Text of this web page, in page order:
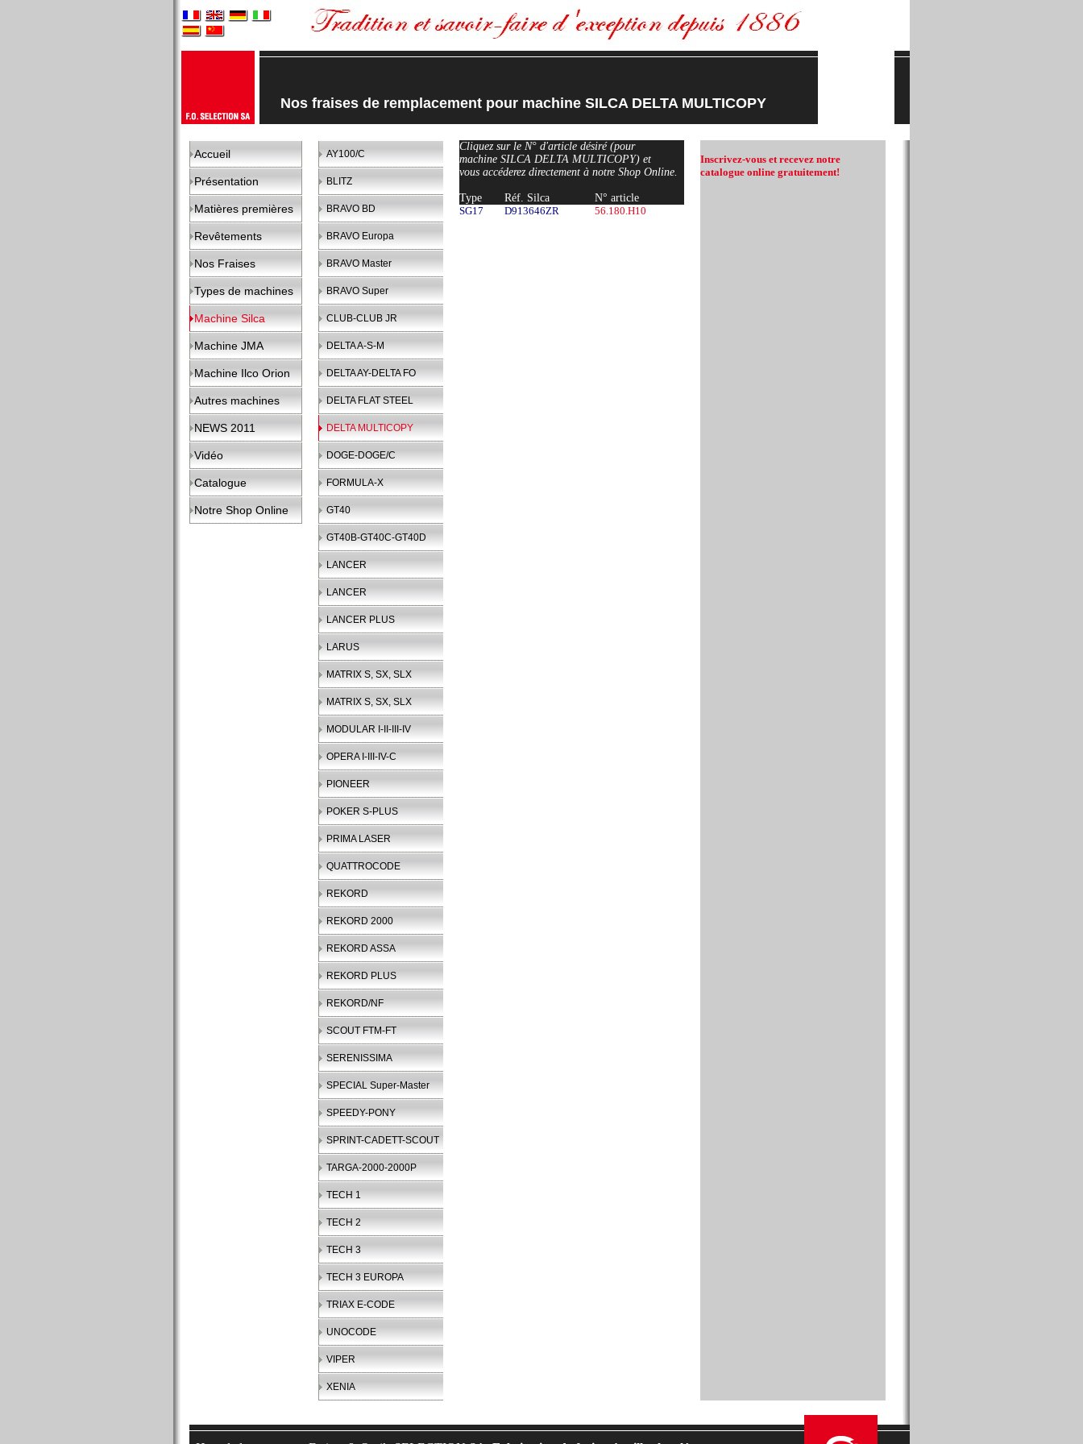
Nos fraises de remplacement pour machine SILCA DELTA MULTICOPY
Accueil
Présentation
Matières premières
Revêtements
Nos Fraises
Types de machines
Machine Silca
Machine JMA
Machine Ilco Orion
Autres machines
NEWS 2011
Vidéo
Catalogue
Notre Shop Online
AY100/C
BLITZ
BRAVO BD
BRAVO Europa
BRAVO Master
BRAVO Super
CLUB-CLUB JR
DELTA A-S-M
DELTA AY-DELTA FO
DELTA FLAT STEEL
DELTA MULTICOPY
DOGE-DOGE/C
FORMULA-X
GT40
GT40B-GT40C-GT40D
LANCER
LANCER
LANCER PLUS
LARUS
MATRIX S, SX, SLX
MATRIX S, SX, SLX
MODULAR I-II-III-IV
OPERA I-III-IV-C
PIONEER
POKER S-PLUS
PRIMA LASER
QUATTROCODE
REKORD
REKORD 2000
REKORD ASSA
REKORD PLUS
REKORD/NF
SCOUT FTM-FT
SERENISSIMA
SPECIAL Super-Master
SPEEDY-PONY
SPRINT-CADETT-SCOUT
TARGA-2000-2000P
TECH 1
TECH 2
TECH 3
TECH 3 EUROPA
TRIAX E-CODE
UNOCODE
VIPER
XENIA
Cliquez sur le N° d'article désiré (pour
machine SILCA DELTA MULTICOPY) et
vous accéderez directement à notre Shop Online.
Type Réf. Silca
N° article
SG17
D913646ZR 56.180.H10
Inscrivez-vous et recevez notre
catalogue online gratuitement!